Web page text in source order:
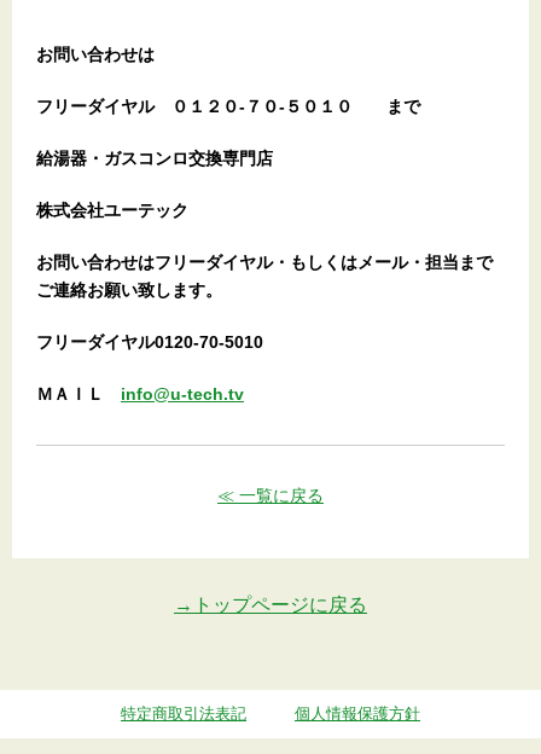
お問い合わせは
フリーダイヤル ０１２０-７０-５０１０ まで
給湯器・ガスコンロ交換専門店
株式会社ユーテック
お問い合わせはフリーダイヤル・もしくはメール・担当まで
ご連絡お願い致します。
フリーダイヤル0120-70-5010
ＭＡＩＬ info@u-tech.tv
≪ 一覧に戻る
→トップページに戻る
特定商取引法表記 個人情報保護方針